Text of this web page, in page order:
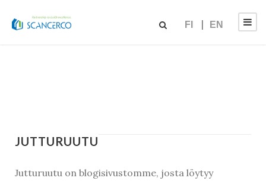
FI EN
JUTTURUUTU
Jutturuutu on blogisivustomme, josta löytyy